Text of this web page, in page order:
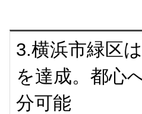
3.横浜市緑区
を達成。都心
分可能